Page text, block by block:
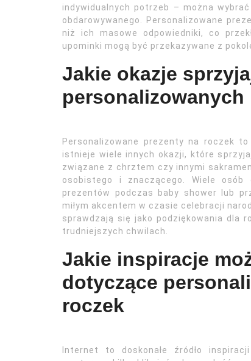
indywidualnych potrzeb – można
obdarowywanego. Personalizowane
niż ich masowe odpowiedniki, co
upominki mogą być przekazywane z
Jakie okazje
personalizowanych
Personalizowane prezenty na roczek
istnieje wiele innych okazji, które
związane z chrztem czy innymi
osobistego i znaczącego. Wiele osób
prezentów podczas baby shower lub
miłym akcentem w czasie celebracji
sprawdzają się jako podziękowania dla
trudniejszych chwilach.
Jakie inspiracje
dotyczące
roczek
Internet to doskonałe źródło